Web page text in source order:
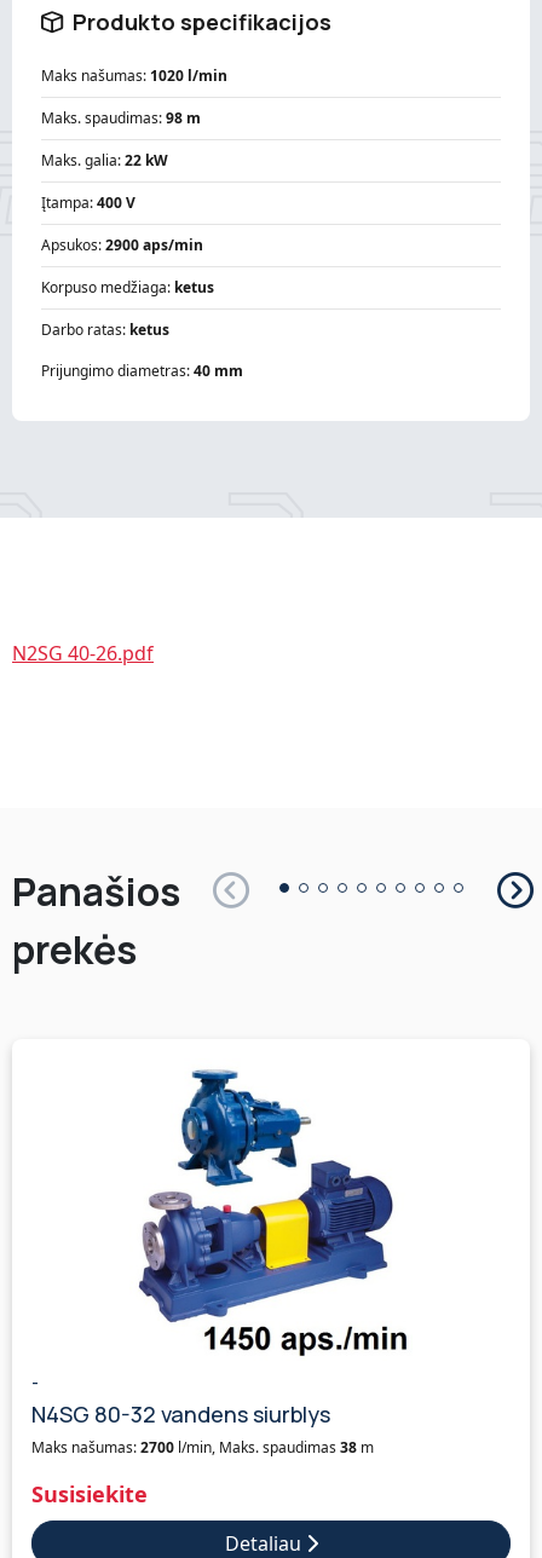
Produkto specifikacijos
Maks našumas: 1020 l/min
Maks. spaudimas:98 m
Maks. galia:22 kW
Įtampa:400 V
Apsukos:2900 aps/min
Korpuso medžiaga: ketus
Darbo ratas: ketus
Prijungimo diametras:40 mm
N2SG 40-26.pdf
Panašios
prekės
-
N4SG 80-32 vandens siurblys
Maks našumas:2700 l/min, Maks. spaudimas38 m
Susisiekite
Detaliau